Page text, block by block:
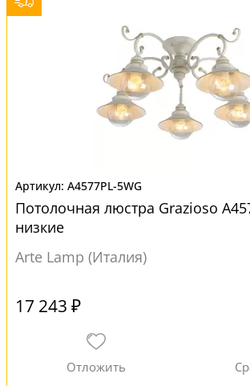
A4577PL-5WG
Потолочная люстра Grazioso
низкие
Arte Lamp (Италия)
17 243 ₽